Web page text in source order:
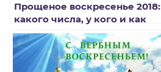
Прощеное воскресенье 2018:
какого числа, у кого и как
просить прощения